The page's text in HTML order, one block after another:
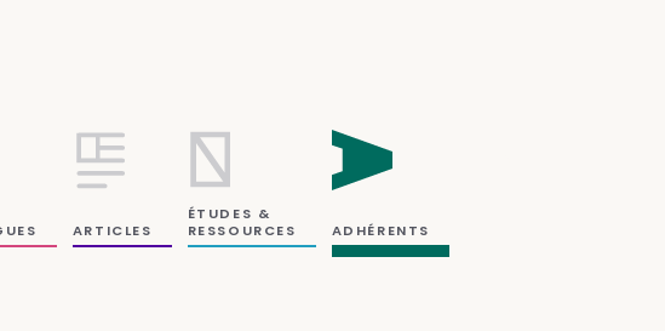
ARTICLES
ÉTUDES &
RESSOURCES
ADHÉRENTS